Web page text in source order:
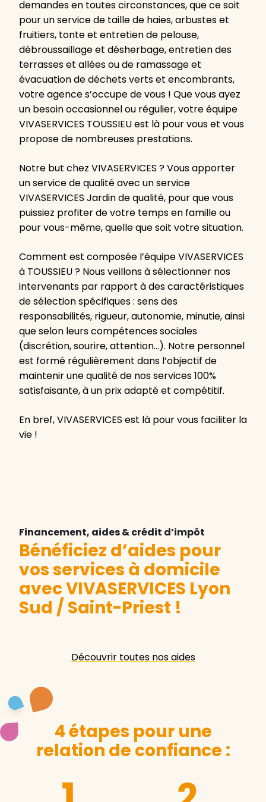
demandes en toutes circonstances, que ce soit
pour un service de taille de haies, arbustes et
fruitiers, tonte et entretien de pelouse,
débroussaillage et désherbage, entretien des
terrasses et allées ou de ramassage et
évacuation de déchets verts et encombrants,
votre agence s’occupe de vous ! Que vous ayez
un besoin occasionnel ou régulier, votre équipe
VIVASERVICES TOUSSIEU est là pour vous et vous
propose de nombreuses prestations.
Notre but chez VIVASERVICES ? Vous apporter
un service de qualité avec un service
VIVASERVICES Jardin de qualité, pour que vous
puissiez profiter de votre temps en famille ou
pour vous-même, quelle que soit votre situation.
Comment est composée l’équipe VIVASERVICES
à TOUSSIEU ? Nous veillons à sélectionner nos
intervenants par rapport à des caractéristiques
de sélection spécifiques : sens des
responsabilités, rigueur, autonomie, minutie, ainsi
que selon leurs compétences sociales
(discrétion, sourire, attention…). Notre personnel
est formé régulièrement dans l’objectif de
maintenir une qualité de nos services 100%
satisfaisante, à un prix adapté et compétitif.
En bref, VIVASERVICES est là pour vous faciliter la
vie !
Financement, aides & crédit d’impôt
Bénéficiez d’aides pour
vos services à domicile
avec VIVASERVICES Lyon
Sud / Saint-Priest !
Découvrir toutes nos aides
4 étapes pour une
relation de confiance :